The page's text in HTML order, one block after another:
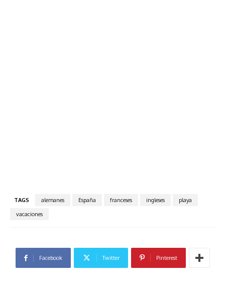
TAGS alemanes España franceses ingleses
playa
vacaciones
Facebook Twitter Pinterest